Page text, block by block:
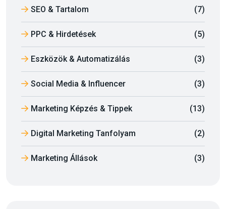
SEO & Tartalom (7)
PPC & Hirdetések (5)
Eszközök & Automatizálás (3)
Social Media & Influencer (3)
Marketing Képzés & Tippek (13)
Digital Marketing Tanfolyam (2)
Marketing Állások (3)